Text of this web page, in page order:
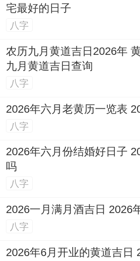
宅最好的日子
八字
农历九月黄道吉日2026年
九月黄道吉日查询
八字
2026年六月老黄历一览表
八字
2026年六月份结婚好日子
吗
八字
2026一月满月酒吉日 2026
八字
2026年6月开业的黄道吉日